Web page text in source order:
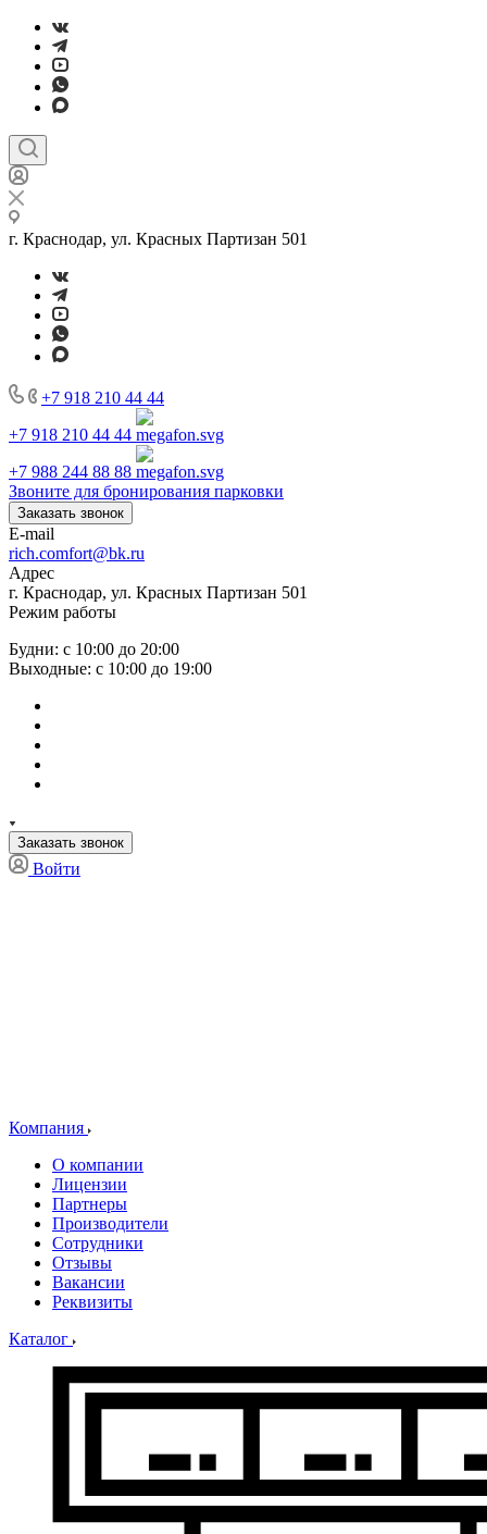
г. Краснодар, ул. Красных Партизан 501
+7 918 210 44 44
+7 918 210 44 44
+7 988 244 88 88
Звоните для бронирования парковки
Заказать звонок
E-mail
rich.comfort@bk.ru
Адрес
г. Краснодар, ул. Красных Партизан 501
Режим работы
Будни: с 10:00 до 20:00
Выходные: с 10:00 до 19:00
Заказать звонок
Войти
Компания
О компании
Лицензии
Партнеры
Производители
Сотрудники
Отзывы
Вакансии
Реквизиты
Каталог